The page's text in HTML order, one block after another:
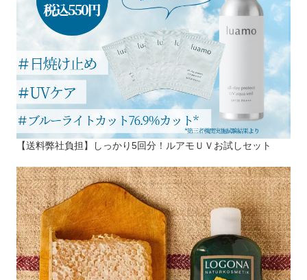
【送料弊社負担】しっかり5回分！ルアモＵＶお試しセット